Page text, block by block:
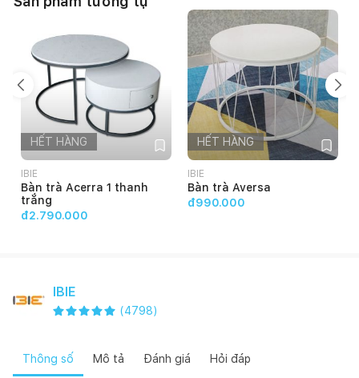
HẾT HÀNG
IBIE
Bàn trà Acerra 1 thanh
trắng
đ2.790.000
HẾT HÀNG
IBIE
Bàn trà Aversa
đ990.000
IBIE
(4798)
Thông số Mô tả Đánh giá Hỏi đáp